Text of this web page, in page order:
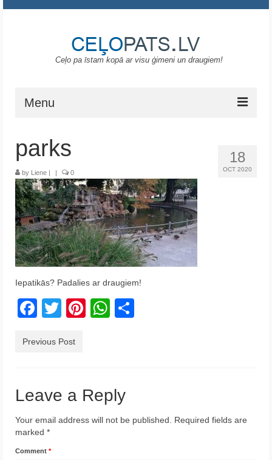
Ceļo pa īstam kopā ar visu ģimeni un draugiem!
Menu
Portugāle
ASV
Melnkalne
Grieķija
Krēta
Francija
Indonēzija
18
OCT 2020
parks
by Liene | | 0
Iepatikās? Padalies ar draugiem!
Facebook
TwitterPinterest
WhatsApp
Previous Post
Leave a Reply
Your email address will not be published.
Required fields are
marked *
Comment *